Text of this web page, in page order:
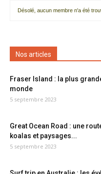
amis
Désolé, aucun membre n'a été
Nos articles
Fraser Island : la plus
monde
5 septembre 2023
Great Ocean Road : une
koalas et paysages...
5 septembre 2023